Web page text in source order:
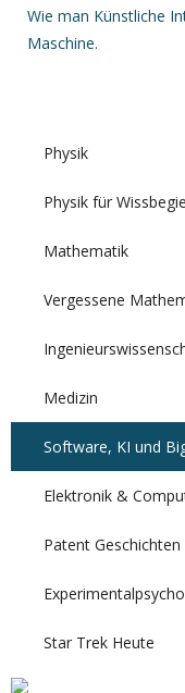
Wie man Künstliche
Maschine.
Physik
Physik für
Mathematik
Vergessene
Medizin
Software, KI und
Elektronik &
Patent Geschichten
Star Trek Heute